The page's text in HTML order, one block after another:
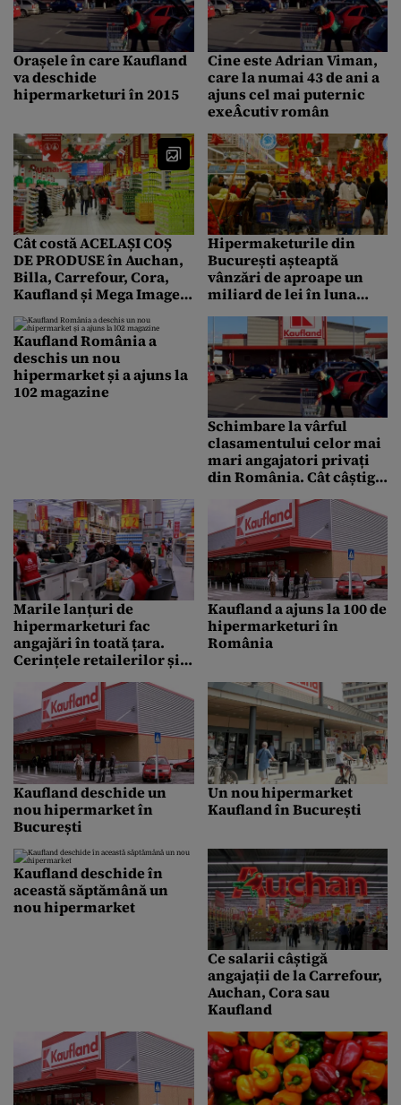
Orașele în care Kaufland
va deschide
hipermarketuri în 2015
Cine este Adrian Viman,
care la numai 43 de ani a
ajuns cel mai puternic
exeÂ­cutiv român
Cât costă ACELAȘI COȘ
DE PRODUSE în Auchan,
Billa, Carrefour, Cora,
Kaufland și Mega Image
Hipermaketurile din
București așteaptă
vânzări de aproape un
miliard de lei în luna
Kaufland România a
deschis un nou
hipermarket și a ajuns la
102 magazine
Schimbare la vârful
clasamentului celor mai
mari angajatori privați
din România. Cât câștigă
comparativ cu unul de la
Petrom
Marile lanțuri de
hipermarketuri fac
angajări în toată țara.
Cerințele retailerilor și
profilul candidatului
ideal
Kaufland a ajuns la 100 de
hipermarketuri în
România
Kaufland deschide un
nou hipermarket în
București
Un nou hipermarket
Kaufland în București
Kaufland deschide în
această săptămână un
nou hipermarket
Ce salarii câștigă
angajații de la Carrefour,
Auchan, Cora sau
Kaufland